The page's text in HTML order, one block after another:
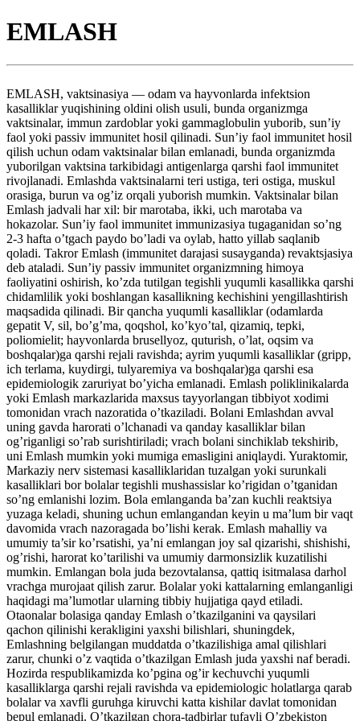
EMLASH
EMLASH, vaktsinasiya — odam va hayvonlarda infektsion
kasalliklar yuqishining oldini olish usuli, bunda organizmga
vaktsinalar, immun zardoblar yoki gammaglobulin yuborib, sun’iy
faol yoki passiv immunitet hosil qilinadi. Sun’iy faol immunitet hosil
qilish uchun odam vaktsinalar bilan emlanadi, bunda organizmda
yuborilgan vaktsina tarkibidagi antigenlarga qarshi faol immunitet
rivojlanadi. Emlashda vaktsinalarni teri ustiga, teri ostiga, muskul
orasiga, burun va og’iz orqali yuborish mumkin. Vaktsinalar bilan
Emlash jadvali har xil: bir marotaba, ikki, uch marotaba va
hokazolar. Sun’iy faol immunitet immunizasiya tugaganidan so’ng
2-3 hafta o’tgach paydo bo’ladi va oylab, hatto yillab saqlanib
qoladi. Takror Emlash (immunitet darajasi susayganda) revaktsjasiya
deb ataladi. Sun’iy passiv immunitet organizmning himoya
faoliyatini oshirish, ko’zda tutilgan tegishli yuqumli kasallikka qarshi
chidamlilik yoki boshlangan kasallikning kechishini yengillashtirish
maqsadida qilinadi. Bir qancha yuqumli kasalliklar (odamlarda
gepatit V, sil, bo’g’ma, qoqshol, ko’kyo’tal, qizamiq, tepki,
poliomielit; hayvonlarda brusellyoz, quturish, o’lat, oqsim va
boshqalar)ga qarshi rejali ravishda; ayrim yuqumli kasalliklar (gripp,
ich terlama, kuydirgi, tulyaremiya va boshqalar)ga qarshi esa
epidemiologik zaruriyat bo’yicha emlanadi. Emlash poliklinikalarda
yoki Emlash markazlarida maxsus tayyorlangan tibbiyot xodimi
tomonidan vrach nazoratida o’tkaziladi. Bolani Emlashdan avval
uning gavda harorati o’lchanadi va qanday kasalliklar bilan
og’riganligi so’rab surishtiriladi; vrach bolani sinchiklab tekshirib,
uni Emlash mumkin yoki mumiga emasligini aniqlaydi. Yuraktomir,
Markaziy nerv sistemasi kasalliklaridan tuzalgan yoki surunkali
kasalliklari bor bolalar tegishli mushassislar ko’rigidan o’tganidan
so’ng emlanishi lozim. Bola emlanganda ba’zan kuchli reaktsiya
yuzaga keladi, shuning uchun emlangandan keyin u ma’lum bir vaqt
davomida vrach nazoragada bo’lishi kerak. Emlash mahalliy va
umumiy ta’sir ko’rsatishi, ya’ni emlangan joy sal qizarishi, shishishi,
og’rishi, harorat ko’tarilishi va umumiy darmonsizlik kuzatilishi
mumkin. Emlangan bola juda bezovtalansa, qattiq isitmalasa darhol
vrachga murojaat qilish zarur. Bolalar yoki kattalarning emlanganligi
haqidagi ma’lumotlar ularning tibbiy hujjatiga qayd etiladi.
Otaonalar bolasiga qanday Emlash o’tkazilganini va qaysilari
qachon qilinishi kerakligini yaxshi bilishlari, shuningdek,
Emlashning belgilangan muddatda o’tkazilishiga amal qilishlari
zarur, chunki o’z vaqtida o’tkazilgan Emlash juda yaxshi naf beradi.
Hozirda respublikamizda ko’pgina og’ir kechuvchi yuqumli
kasalliklarga qarshi rejali ravishda va epidemiologic holatlarga qarab
bolalar va xavfli guruhga kiruvchi katta kishilar davlat tomonidan
bepul emlanadi. O’tkazilgan chora-tadbirlar tufayli O’zbekiston